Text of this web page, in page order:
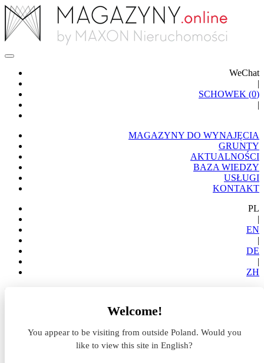
WeChat
|
SCHOWEK (0)
|
MAGAZYNY DO WYNAJĘCIA
GRUNTY
AKTUALNOŚCI
BAZA WIEDZY
USŁUGI
KONTAKT
PL
|
EN
|
DE
|
ZH
Welcome!
You appear to be visiting from outside Poland. Would you
like to view this site in English?
Lokalizacja